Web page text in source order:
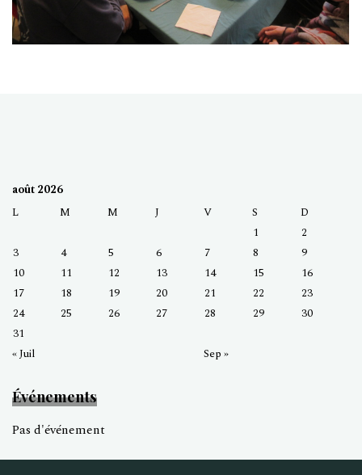
août 2026
L
M M J V S
D
1
2
3
4 5 6 7 8
9
10
11 12 13 14 15
16
17
18 19 20 21 22
23
24
25 26 27 28 29
30
31
« Juil
Sep »
Événements
Pas d'événement